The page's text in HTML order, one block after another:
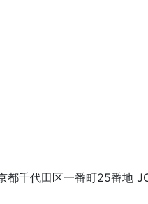
都千代田区一番町25番地